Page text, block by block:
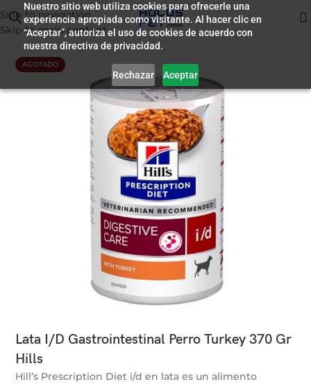
Nuestro sitio web utiliza cookies para ofrecerle una
experiencia apropiada como visitante. Al hacer clic en
“Aceptar”, autoriza el uso de cookies de acuerdo con
nuestra directiva de privacidad.
Rechazar Aceptar
Skip to navigation
Skip to main content
Inicio/ Humedo para Perros
AGOTADO
Lata I/D Gastrointestinal Perro Turkey 370 Gr
Hills
Hill’s Prescription Diet i/d en lata es un alimento